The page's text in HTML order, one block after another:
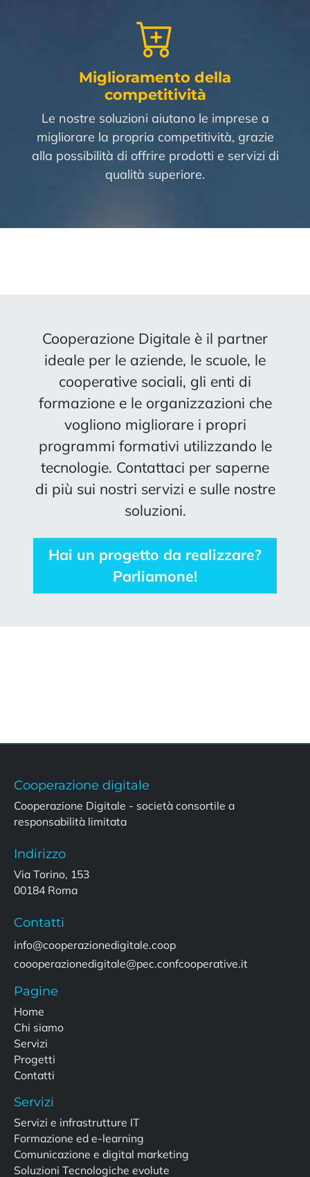
Miglioramento della
competitività
Le nostre soluzioni aiutano le imprese a
migliorare la propria competitività, grazie
alla possibilità di offrire prodotti e servizi di
qualità superiore.
Cooperazione Digitale è il partner
ideale per le aziende, le scuole, le
cooperative sociali, gli enti di
formazione e le organizzazioni che
vogliono migliorare i propri
programmi formativi utilizzando le
tecnologie. Contattaci per saperne
di più sui nostri servizi e sulle nostre
soluzioni.
Hai un progetto da realizzare?
Parliamone!
Cooperazione digitale
Cooperazione Digitale - società consortile a
responsabilità limitata
Indirizzo
Via Torino, 153
00184 Roma
Contatti
info@cooperazionedigitale.coop
coooperazionedigitale@pec.confcooperative.it
Pagine
Home
Chi siamo
Servizi
Progetti
Contatti
Servizi
Servizi e infrastrutture IT
Formazione ed e-learning
Comunicazione e digital marketing
Soluzioni Tecnologiche evolute